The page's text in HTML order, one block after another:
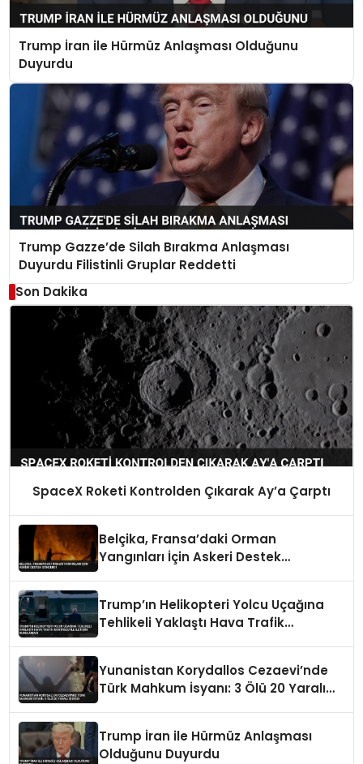
Trump İran ile Hürmüz Anlaşması Olduğunu
Duyurdu
Trump Gazze’de Silah Bırakma Anlaşması
Duyurdu Filistinli Gruplar Reddetti
Son Dakika
SpaceX Roketi Kontrolden Çıkarak Ay’a Çarptı
Belçika, Fransa’daki Orman
Yangınları İçin Askeri Destek
Trump’ın Helikopteri Yolcu Uçağına
Tehlikeli Yaklaştı Hava Trafik
Yunanistan Korydallos Cezaevi’nde
Türk Mahkum İsyanı: 3 Ölü 20 Yaralı
Trump İran ile Hürmüz Anlaşması
Olduğunu Duyurdu